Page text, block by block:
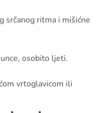
srčanog ritma i mišićne
osobito ljeti.
vrtoglavicom ili